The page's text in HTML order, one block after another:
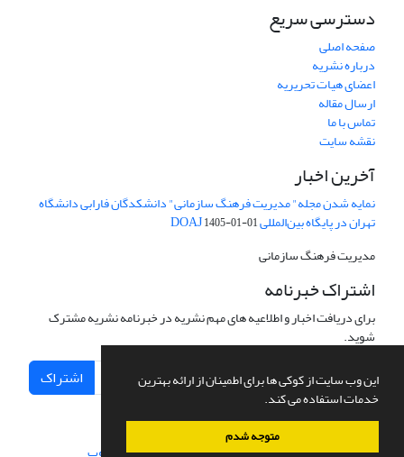
این وب سایت از کوکی ها برای اطمینان از ارائه بهترین
خدمات استفاده می کند.
متوجه شدم
دسترسی سریع
صفحه اصلی
درباره نشریه
اعضای هیات تحریریه
ارسال مقاله
تماس با ما
نقشه سایت
آخرین اخبار
نمایه شدن مجله" مدیریت فرهنگ سازمانی" دانشکدگان فارابی دانشگاه
تهران در پایگاه بین‌المللی DOAJ1405-01-01
مدیریت فرهنگ سازمانی
اشتراک خبرنامه
برای دریافت اخبار و اطلاعیه های مهم نشریه در خبرنامه نشریه مشترک
شوید.
اشتراک